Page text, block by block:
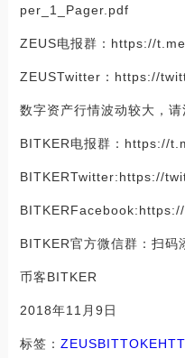
per_1_Pager.pdf
ZEUS电报群：https://
ZEUSTwitter：https://
数字资产行情波动较大，
BITKER电报群：https://
BITKERTwitter:https://
BITKER官方微信群：扫码
币客BITKER
2018年11月9日
标签： ZEUSBITTOKEHTT